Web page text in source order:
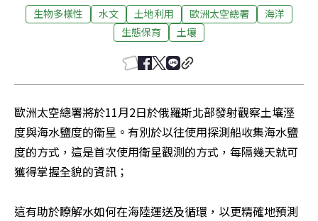
生物多樣性 水文 土地利用 歐洲太空總署
海洋
生態保育
土壤
歐洲太空總署將於11月2日於俄羅斯北部發射觀察土壤溼
度與海水鹽度的衛星。有別於以往使用探測船收集海水鹽
度的方式，這是首次使用衛星觀測的方式，每隔幾天就可
獲得掌握全貌的資訊；
這有助於瞭解水如何在海陸運送及循環，以更精確地預測